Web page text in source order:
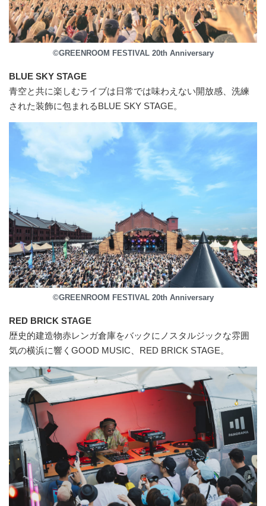
©GREENROOM FESTIVAL 20th Anniversary
BLUE SKY STAGE
⻘空と共に楽しむライブは日常では味わえない開放感、洗練
された装飾に包まれるBLUE SKY STAGE。
©GREENROOM FESTIVAL 20th Anniversary
RED BRICK STAGE
歴史的建造物赤レンガ倉庫をバックにノスタルジックな雰囲
気の横浜に響くGOOD MUSIC、RED BRICK STAGE。